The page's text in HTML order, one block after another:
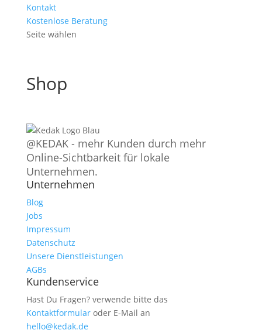
Kontakt
Kostenlose Beratung
Seite wählen
Shop
@KEDAK - mehr Kunden durch mehr
Online-Sichtbarkeit für lokale
Unternehmen.
Unternehmen
Blog
Jobs
Impressum
Datenschutz
Unsere Dienstleistungen
AGBs
Kundenservice
Hast Du Fragen? verwende bitte das
Kontaktformularoder E-Mail an
hello@kedak.de